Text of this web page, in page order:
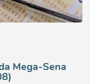
Mega-Sena